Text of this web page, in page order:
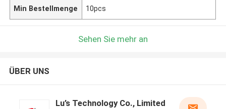
Min Bestellmenge 10pcs
Sehen Sie mehr an
ÜBER UNS
Lu’s Technology Co., Limited